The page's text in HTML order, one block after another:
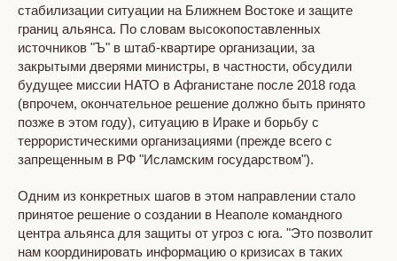
стабилизации ситуации на Ближнем Востоке и защите
границ альянса. По словам высокопоставленных
источников "Ъ" в штаб-квартире организации, за
закрытыми дверями министры, в частности, обсудили
будущее миссии НАТО в Афганистане после 2018 года
(впрочем, окончательное решение должно быть принято
позже в этом году), ситуацию в Ираке и борьбу с
террористическими организациями (прежде всего с
запрещенным в РФ "Исламским государством").
Одним из конкретных шагов в этом направлении стало
принятое решение о создании в Неаполе командного
центра альянса для защиты от угроз с юга. "Это позволит
нам координировать информацию о кризисах в таких